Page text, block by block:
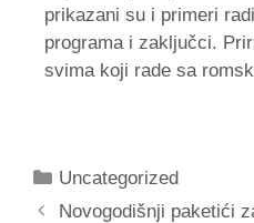
prikazani su i primeri
programa i zaključci.
svima koji rade sa
Uncategorized
Novogodišnji paketići